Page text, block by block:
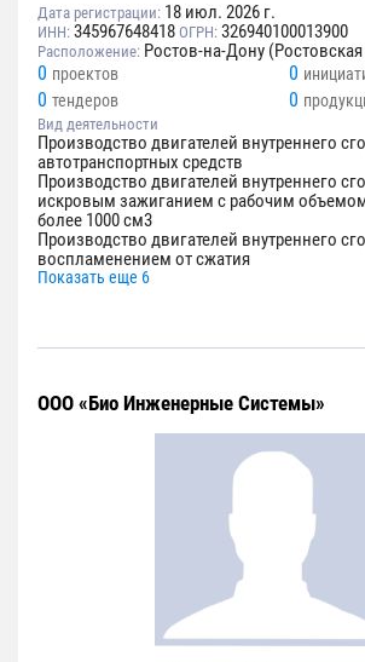
Дата регистрации: 18 июл. 2026 г.
ИНН: 345967648418 ОГРН: 326940100013900
Расположение: Ростов-на-Дону (Ростовская
0 проектов 0
0 тендеров 0
Вид деятельности
Производство двигателей внутреннего
автотранспортных средств
Производство двигателей внутреннего
искровым зажиганием с рабочим
более 1000 см3
Производство двигателей внутреннего
воспламенением от сжатия
Показать еще 6
ООО «Био Инженерные Системы»